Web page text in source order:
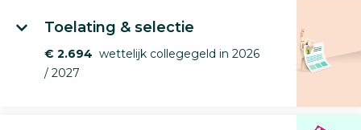
Toelating & selectie
€ 2.694 wettelijk collegegeld in 2026
/ 2027